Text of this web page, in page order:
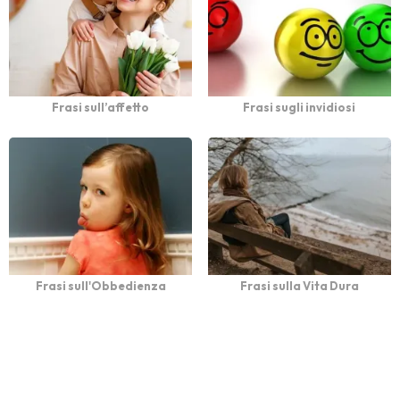
Frasi sull’affetto Frasi sugli invidiosi
Frasi sull'Obbedienza Frasi sulla Vita Dura